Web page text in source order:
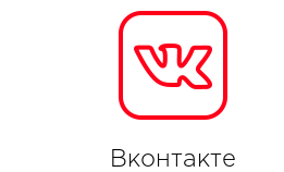
Вконтакте